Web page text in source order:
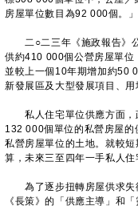
房屋單位數目為92 000個。」
二○二三年《施政報告》公
供約410 000個公營房屋單位
並較上一個10年期增加約50
新發展區及大型發展項目、用
私人住宅單位供應方面，
132 000個單位的私營房屋
私營房屋單位的土地。就較
算，未來三至四年一手私人
為了逐步扭轉房屋供求失
《長策》的「供應主導」和